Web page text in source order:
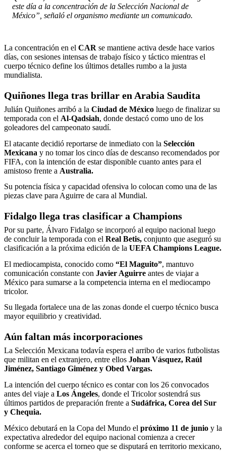
este día a la concentración de la Selección Nacional de
México”, señaló el organismo mediante un comunicado.
La concentración en el CAR se mantiene activa desde hace varios
días, con sesiones intensas de trabajo físico y táctico mientras el
cuerpo técnico define los últimos detalles rumbo a la justa
mundialista.
Quiñones llega tras brillar en Arabia Saudita
Julián Quiñones arribó a la Ciudad de México luego de finalizar su
temporada con el Al-Qadsiah, donde destacó como uno de los
goleadores del campeonato saudí.
El atacante decidió reportarse de inmediato con la Selección
Mexicana y no tomar los cinco días de descanso recomendados por
FIFA, con la intención de estar disponible cuanto antes para el
amistoso frente a Australia.
Su potencia física y capacidad ofensiva lo colocan como una de las
piezas clave para Aguirre de cara al Mundial.
Fidalgo llega tras clasificar a Champions
Por su parte, Álvaro Fidalgo se incorporó al equipo nacional luego
de concluir la temporada con el Real Betis, conjunto que aseguró su
clasificación a la próxima edición de la UEFA Champions League.
El mediocampista, conocido como “El Maguito”, mantuvo
comunicación constante con Javier Aguirre antes de viajar a
México para sumarse a la competencia interna en el mediocampo
tricolor.
Su llegada fortalece una de las zonas donde el cuerpo técnico busca
mayor equilibrio y creatividad.
Aún faltan más incorporaciones
La Selección Mexicana todavía espera el arribo de varios futbolistas
que militan en el extranjero, entre ellos Johan Vásquez, Raúl
Jiménez, Santiago Giménez y Obed Vargas.
La intención del cuerpo técnico es contar con los 26 convocados
antes del viaje a Los Ángeles, donde el Tricolor sostendrá sus
últimos partidos de preparación frente a Sudáfrica, Corea del Sur
y Chequia.
México debutará en la Copa del Mundo el próximo 11 de junio y la
expectativa alrededor del equipo nacional comienza a crecer
conforme se acerca el torneo que se disputará en territorio mexicano,